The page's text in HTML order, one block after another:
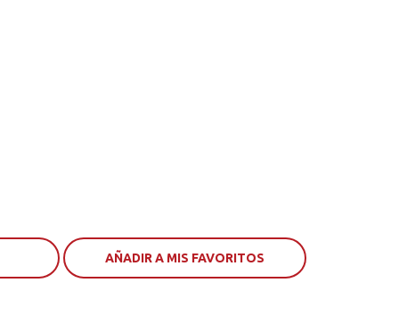
AÑADIR A MIS FAVORITOS